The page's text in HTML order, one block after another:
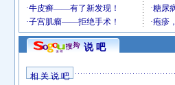
说 吧
相 关 说 吧